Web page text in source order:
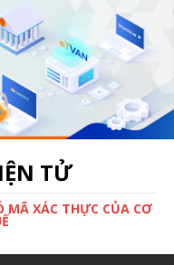
TỬ
XÁC THỰC CỦA CƠ